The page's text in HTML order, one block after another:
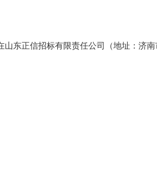
山东正信招标有限责任公司（地址：济